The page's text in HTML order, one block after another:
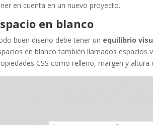
en cuenta en un nuevo proyecto.
en blanco
buen diseño debe tener un equilibrio
en blanco también llamados
CSS como relleno, margen y